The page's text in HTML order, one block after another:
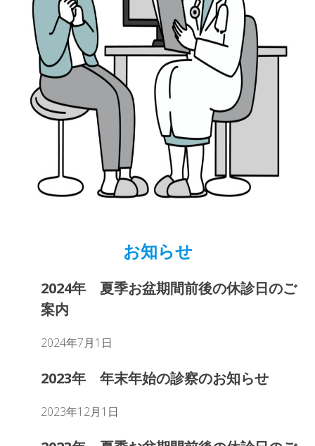
お知らせ
2024年 夏季お盆期間前後の休診日のご
案内
2024年7月1日
2023年 年末年始の診察のお知らせ
2023年12月1日